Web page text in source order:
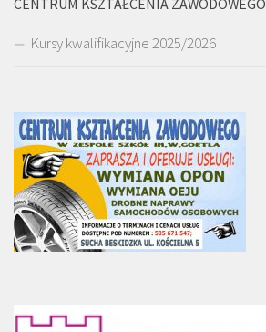
CENTRUM KSZTAŁCENIA ZAWODOWEGO
Kursy kwalifikacyjne 2025/2026